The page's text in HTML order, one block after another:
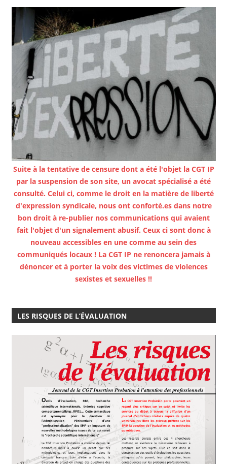
Suite à la tentative de censure dont a été l'objet la CGT IP
par la suspension de son site, un avocat spécialisé a été
consulté. Celui ci, comme le droit en la matière de liberté
d'expression syndicale, nous ont conforté.es dans notre
bon droit à re-publier nos communications qui avaient
fait l'objet d'un signalement abusif. Ceux ci sont donc à
nouveau accessibles en une comme au sein des
communiqués locaux ! La CGT IP ne renoncera jamais à
dénoncer et à porter la voix des victimes de violences
sexistes et sexuelles !!
LES RISQUES DE L’ÉVALUATION